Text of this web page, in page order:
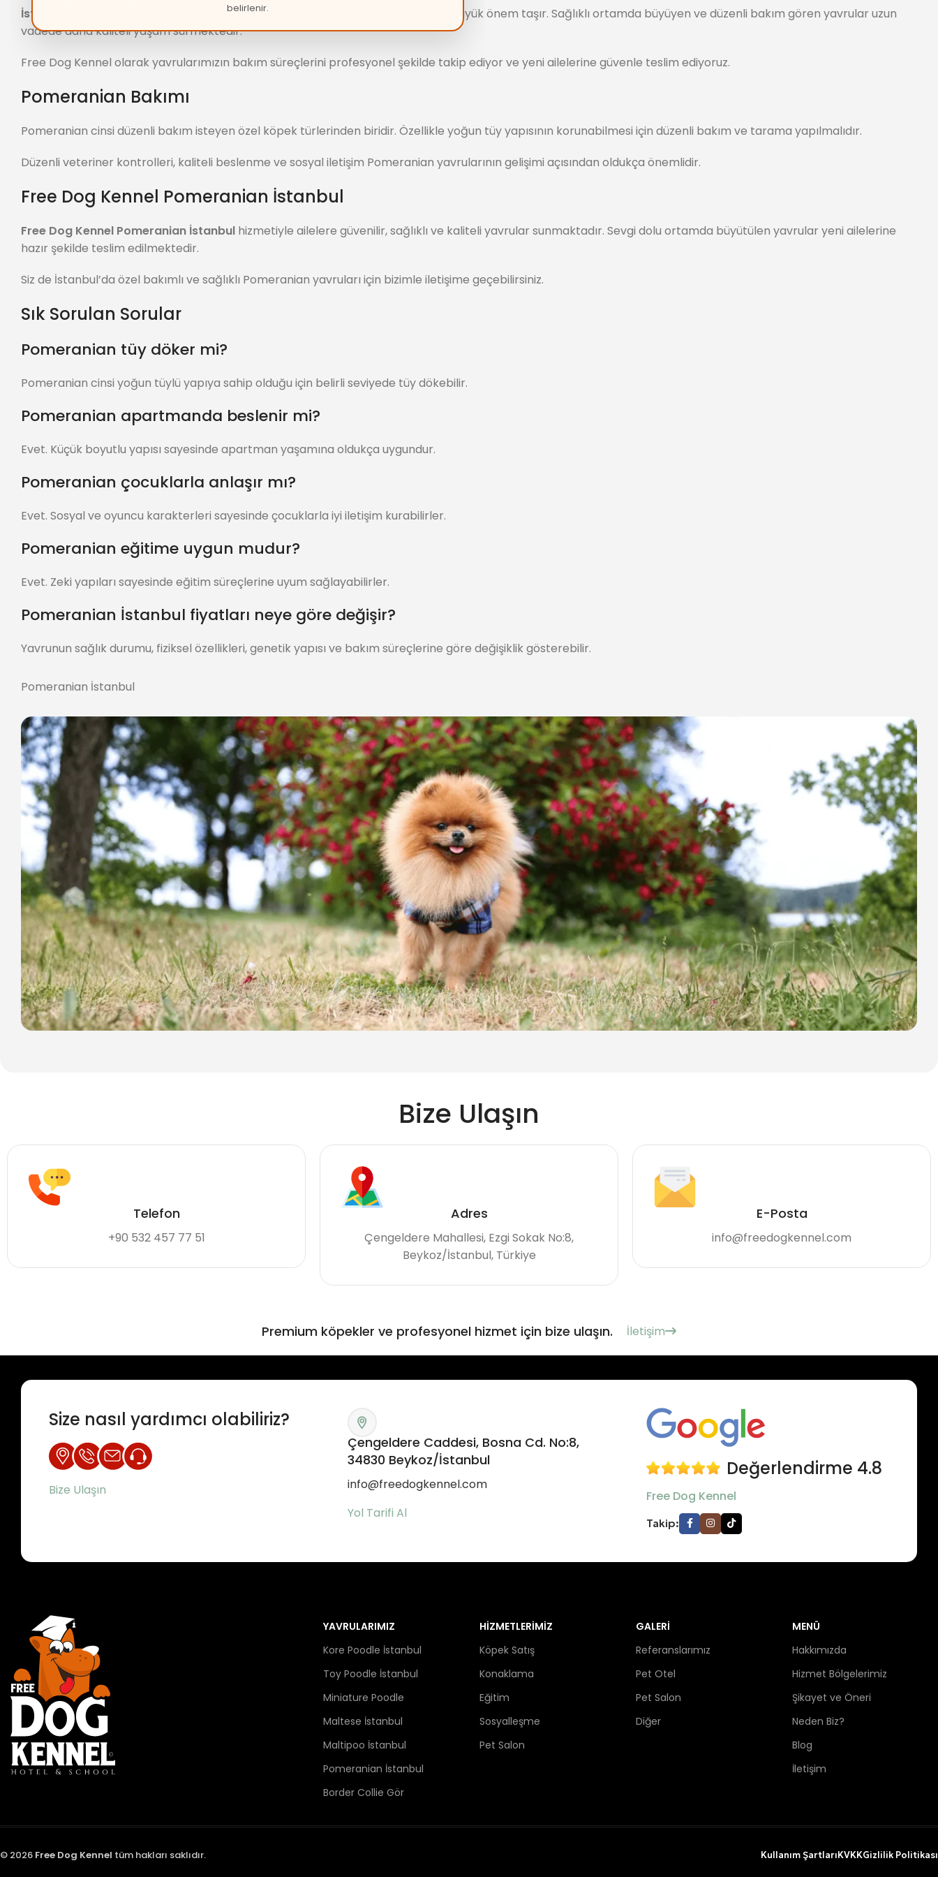
belirlenir.
İstanbul Pomeranian
sahiplenirken yavrunun sağlık durumu ve yetiştiği ortam büyük önem taşır. Sağlıklı ortamda büyüyen ve düzenli bakım gören yavrular uzun
vadede daha kaliteli yaşam sürmektedir.
Free Dog Kennel olarak yavrularımızın bakım süreçlerini profesyonel şekilde takip ediyor ve yeni ailelerine güvenle teslim ediyoruz.
Pomeranian Bakımı
Pomeranian cinsi düzenli bakım isteyen özel köpek türlerinden biridir. Özellikle yoğun tüy yapısının korunabilmesi için düzenli bakım ve tarama yapılmalıdır.
Düzenli veteriner kontrolleri, kaliteli beslenme ve sosyal iletişim Pomeranian yavrularının gelişimi açısından oldukça önemlidir.
Free Dog Kennel Pomeranian İstanbul
Free Dog Kennel Pomeranian İstanbul hizmetiyle ailelere güvenilir, sağlıklı ve kaliteli yavrular sunmaktadır. Sevgi dolu ortamda büyütülen yavrular yeni ailelerine
hazır şekilde teslim edilmektedir.
Siz de İstanbul’da özel bakımlı ve sağlıklı Pomeranian yavruları için bizimle iletişime geçebilirsiniz.
Sık Sorulan Sorular
Pomeranian tüy döker mi?
Pomeranian cinsi yoğun tüylü yapıya sahip olduğu için belirli seviyede tüy dökebilir.
Pomeranian apartmanda beslenir mi?
Evet. Küçük boyutlu yapısı sayesinde apartman yaşamına oldukça uygundur.
Pomeranian çocuklarla anlaşır mı?
Evet. Sosyal ve oyuncu karakterleri sayesinde çocuklarla iyi iletişim kurabilirler.
Pomeranian eğitime uygun mudur?
Evet. Zeki yapıları sayesinde eğitim süreçlerine uyum sağlayabilirler.
Pomeranian İstanbul fiyatları neye göre değişir?
Yavrunun sağlık durumu, fiziksel özellikleri, genetik yapısı ve bakım süreçlerine göre değişiklik gösterebilir.
Pomeranian İstanbul
Bize Ulaşın
Telefon
+90 532 457 77 51
Adres
Çengeldere Mahallesi, Ezgi Sokak No:8,
Beykoz/İstanbul, Türkiye
E-Posta
info@freedogkennel.com
Premium köpekler ve profesyonel hizmet için bize ulaşın. İletişim
Size nasıl yardımcı olabiliriz?
Bize Ulaşın
Çengeldere Caddesi, Bosna Cd. No:8,
34830 Beykoz/İstanbul
info@freedogkennel.com
Yol Tarifi Al
Değerlendirme 4.8
Free Dog Kennel
Takip:
YAVRULARIMIZ
Kore Poodle İstanbul
Toy Poodle İstanbul
Miniature Poodle
Maltese İstanbul
Maltipoo İstanbul
Pomeranian İstanbul
Border Collie Gör
HİZMETLERİMİZ
Köpek Satış
Konaklama
Eğitim
Sosyalleşme
Pet Salon
GALERİ
Referanslarımız
Pet Otel
Pet Salon
Diğer
MENÜ
Hakkımızda
Hizmet Bölgelerimiz
Şikayet ve Öneri
Neden Biz?
Blog
İletişim
© 2026 Free Dog Kennel tüm hakları saklıdır. Kullanım ŞartlarıKVKKGizlilik Politikası